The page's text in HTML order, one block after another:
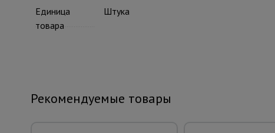
Единица
товара
Штука
Рекомендуемые товары